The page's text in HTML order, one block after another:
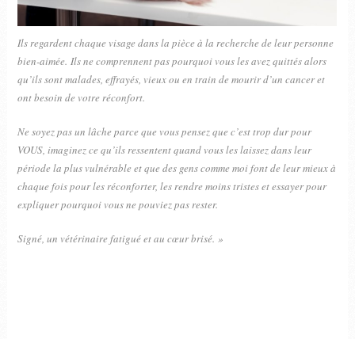
Ils regardent chaque visage dans la pièce à la recherche de leur personne
bien-aimée. Ils ne comprennent pas pourquoi vous les avez quittés alors
qu’ils sont malades, effrayés, vieux ou en train de mourir d’un cancer et
ont besoin de votre réconfort.
Ne soyez pas un lâche parce que vous pensez que c’est trop dur pour
VOUS, imaginez ce qu’ils ressentent quand vous les laissez dans leur
période la plus vulnérable et que des gens comme moi font de leur mieux à
chaque fois pour les réconforter, les rendre moins tristes et essayer pour
expliquer pourquoi vous ne pouviez pas rester.
Signé, un vétérinaire fatigué et au cœur brisé. »